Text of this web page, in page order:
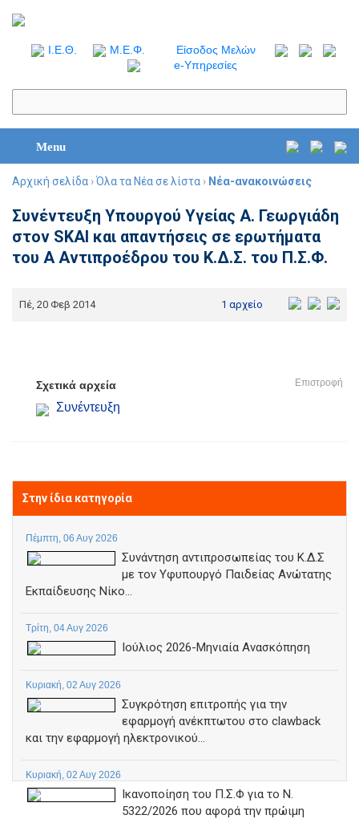
I.Ε.Θ. Μ.Ε.Φ.
Είσοδος Μελών
e-Υπηρεσίες
Menu
Αρχική σελίδα ›Όλα τα Νέα σε λίστα › Νέα-ανακοινώσεις
Συνέντευξη Υπουργού Υγείας Α. Γεωργιάδη
στον SKAI και απαντήσεις σε ερωτήματα
του Α Αντιπροέδρου του Κ.Δ.Σ. του Π.Σ.Φ.
Πέ, 20 Φεβ 2014 1 αρχείο
Επιστροφή
Σχετικά αρχεία
Συνέντευξη
Στην ίδια κατηγορία
Πέμπτη, 06 Αυγ 2026
Συνάντηση αντιπροσωπείας του Κ.Δ.Σ
με τον Υφυπουργό Παιδείας Ανώτατης
Εκπαίδευσης Νίκο...
Τρίτη, 04 Αυγ 2026
Ιούλιος 2026-Μηνιαία Ανασκόπηση
Κυριακή, 02 Αυγ 2026
Συγκρότηση επιτροπής για την
εφαρμογή ανέκπτωτου στο clawback
και την εφαρμογή ηλεκτρονικού...
Κυριακή, 02 Αυγ 2026
Ικανοποίηση του Π.Σ.Φ για το Ν.
5322/2026 που αφορά την πρώιμη